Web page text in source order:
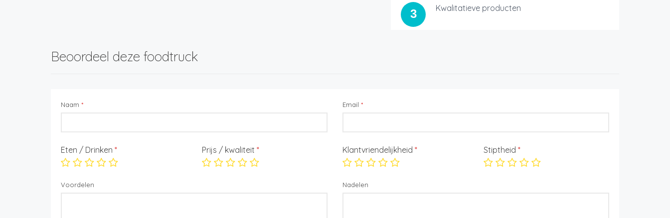
3 Kwalitatieve producten
Beoordeel deze foodtruck
Naam * Email *
Eten / Drinken * Prijs / kwaliteit * Klantvriendelijkheid * Stiptheid *
Voordelen Nadelen